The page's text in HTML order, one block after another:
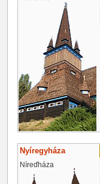
Nyíregyháza
Níreďháza